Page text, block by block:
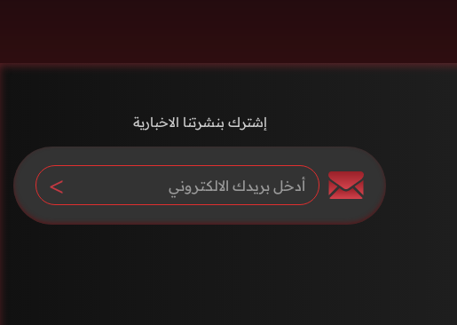
إشترك بنشرتنا الاخبارية